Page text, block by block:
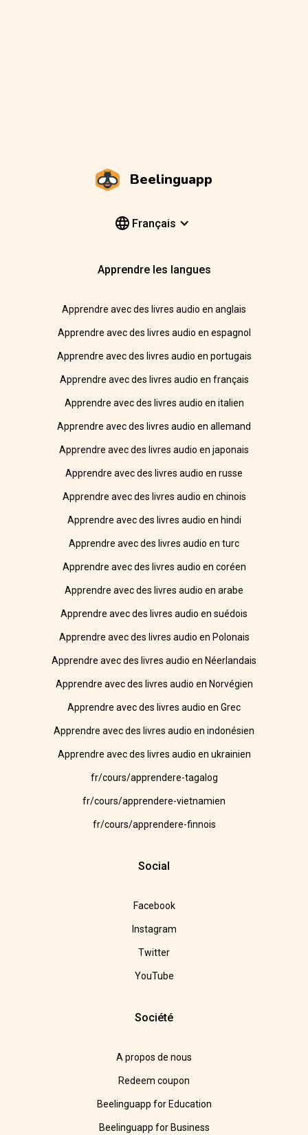
Beelinguapp
Français
Apprendre les langues
Apprendre avec des livres audio en anglais
Apprendre avec des livres audio en espagnol
Apprendre avec des livres audio en portugais
Apprendre avec des livres audio en français
Apprendre avec des livres audio en italien
Apprendre avec des livres audio en allemand
Apprendre avec des livres audio en japonais
Apprendre avec des livres audio en russe
Apprendre avec des livres audio en chinois
Apprendre avec des livres audio en hindi
Apprendre avec des livres audio en turc
Apprendre avec des livres audio en coréen
Apprendre avec des livres audio en arabe
Apprendre avec des livres audio en suédois
Apprendre avec des livres audio en Polonais
Apprendre avec des livres audio en Néerlandais
Apprendre avec des livres audio en Norvégien
Apprendre avec des livres audio en Grec
Apprendre avec des livres audio en indonésien
Apprendre avec des livres audio en ukrainien
fr/cours/apprendere-tagalog
fr/cours/apprendere-vietnamien
fr/cours/apprendere-finnois
Social
Facebook
Instagram
Twitter
YouTube
Société
A propos de nous
Redeem coupon
Beelinguapp for Education
Beelinguapp for Business